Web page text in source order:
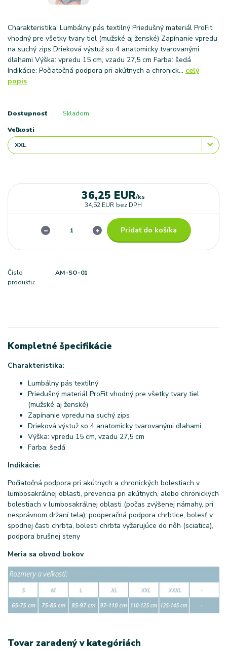
Charakteristika: Lumbálny pás textilný Priedušný materiál ProFit
vhodný pre všetky tvary tiel (mužské aj ženské) Zapínanie vpredu
na suchý zips Drieková výstuž so 4 anatomicky tvarovanými
dlahami Výška: vpredu 15 cm, vzadu 27,5 cm Farba: šedá
Indikácie: Počiatočná podpora pri akútnych a chronick... celý
popis
Dostupnosť Skladom
Veľkosti
36,25 EUR/ks
34,52 EUR bez DPH
Pridať do košíka
Číslo
produktu:
AM-SO-01
Kompletné špecifikácie
Charakteristika:
Lumbálny pás textilný
Priedušný materiál ProFit vhodný pre všetky tvary tiel
(mužské aj ženské)
Zapínanie vpredu na suchý zips
Drieková výstuž so 4 anatomicky tvarovanými dlahami
Výška: vpredu 15 cm, vzadu 27,5 cm
Farba: šedá
Indikácie:
Počiatočná podpora pri akútnych a chronických bolestiach v
lumbosakrálnej oblasti, prevencia pri akútnych, alebo chronických
bolestiach v lumbosakrálnej oblasti (počas zvýšenej námahy, pri
nesprávnom držaní tela), pooperačná podpora chrbtice, bolesť v
spodnej časti chrbta, bolesti chrbta vyžarujúce do nôh (sciatica),
podpora brušnej steny
Meria sa obvod bokov
Tovar zaradený v kategóriách